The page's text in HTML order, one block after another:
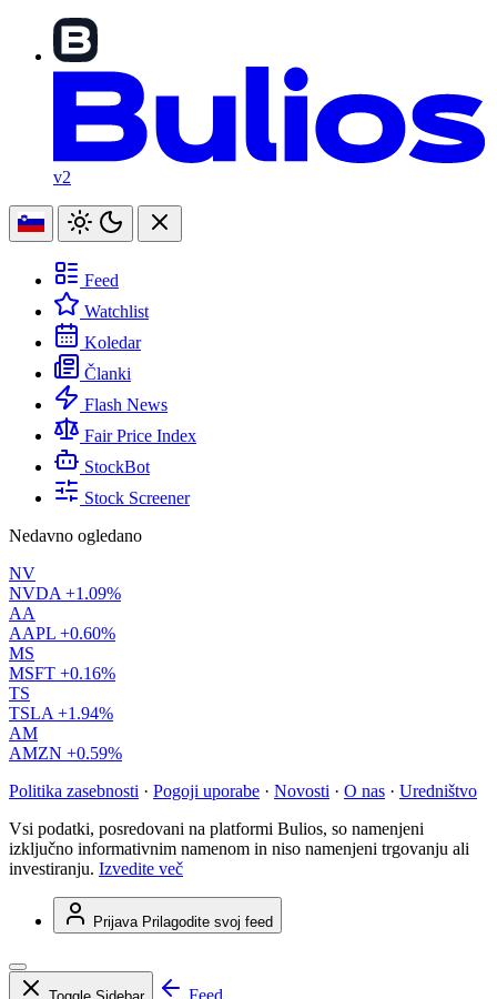
v2
Feed
Watchlist
Koledar
Članki
Flash News
Fair Price Index
StockBot
Stock Screener
Nedavno ogledano
NV
NVDA +1.09%
AA
AAPL +0.60%
MS
MSFT +0.16%
TS
TSLA +1.94%
AM
AMZN +0.59%
Politika zasebnosti · Pogoji uporabe · Novosti · O nas · Uredništvo
Vsi podatki, posredovani na platformi Bulios, so namenjeni
izključno informativnim namenom in niso namenjeni trgovanju ali
investiranju. Izvedite več
Prijava Prilagodite svoj feed